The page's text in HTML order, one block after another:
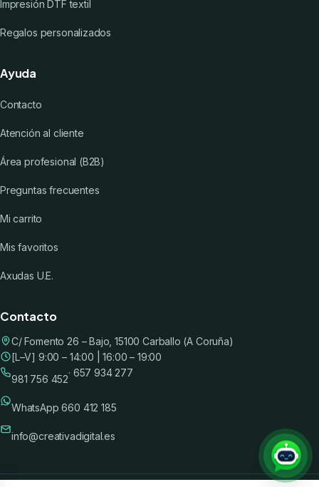
Impresión DTF textil
Regalos personalizados
Ayuda
Contacto
Atención al cliente
Área profesional (B2B)
Preguntas frecuentes
Mi carrito
Mis favoritos
Axudas U.E.
Contacto
C/ Fomento 26 – Bajo, 15100 Carballo (A Coruña)
[L–V] 9:00 – 14:00 | 16:00 – 19:00
981 756 452
· 657 934 277
WhatsApp 660 412 185
info@creativadigital.es